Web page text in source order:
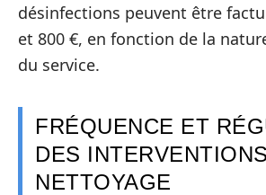
désinfections peuvent être
et 800 €, en fonction de la
du service.
FRÉQUENCE ET
DES
NETTOYAGE